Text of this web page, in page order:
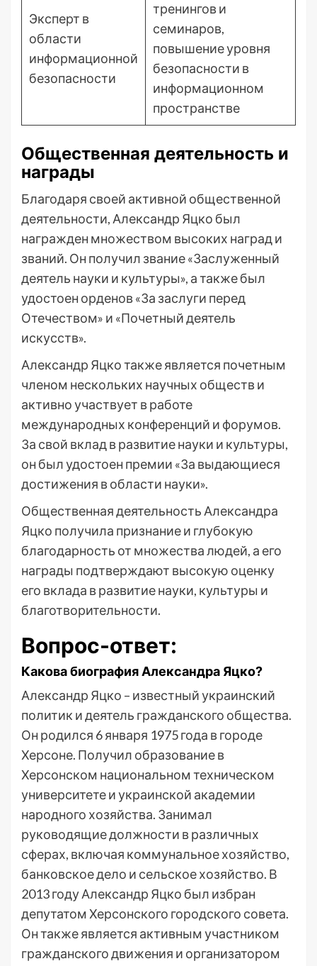
Эксперт в
области
информационной
безопасности
тренингов и
семинаров,
повышение уровня
безопасности в
информационном
пространстве
Общественная деятельность и
награды
Благодаря своей активной общественной
деятельности, Александр Яцко был
награжден множеством высоких наград и
званий. Он получил звание «Заслуженный
деятель науки и культуры», а также был
удостоен орденов «За заслуги перед
Отечеством» и «Почетный деятель
искусств».
Александр Яцко также является почетным
членом нескольких научных обществ и
активно участвует в работе
международных конференций и форумов.
За свой вклад в развитие науки и культуры,
он был удостоен премии «За выдающиеся
достижения в области науки».
Общественная деятельность Александра
Яцко получила признание и глубокую
благодарность от множества людей, а его
награды подтверждают высокую оценку
его вклада в развитие науки, культуры и
благотворительности.
Вопрос-ответ:
Какова биография Александра Яцко?
Александр Яцко – известный украинский
политик и деятель гражданского общества.
Он родился 6 января 1975 года в городе
Херсоне. Получил образование в
Херсонском национальном техническом
университете и украинской академии
народного хозяйства. Занимал
руководящие должности в различных
сферах, включая коммунальное хозяйство,
банковское дело и сельское хозяйство. В
2013 году Александр Яцко был избран
депутатом Херсонского городского совета.
Он также является активным участником
гражданского движения и организатором